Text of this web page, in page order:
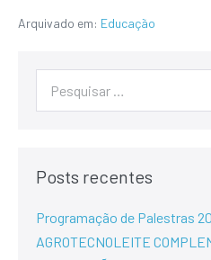
Arquivado em: Educação
Posts recentes
Programação de Palestras
AGROTECNOLEITE